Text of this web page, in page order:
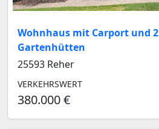
Wohnhaus mit Carport und 2
Gartenhütten
25593 Reher
VERKEHRSWERT
380.000 €